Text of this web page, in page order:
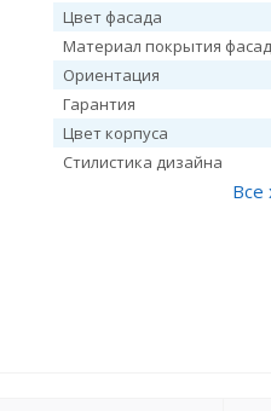
Цвет фасада
Материал покрытия
Ориентация
Гарантия
Цвет корпуса
Стилистика дизайна
Все